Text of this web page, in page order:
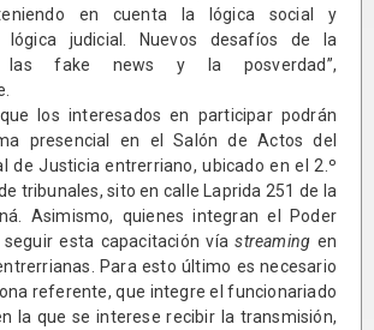
en cuenta la lógica social y
judicial. Nuevos desafíos de la
las fake news y la posverdad”,
los interesados en participar podrán
presencial en el Salón de Actos del
de Justicia entrerriano, ubicado en el 2.º
tribunales, sito en calle Laprida 251 de la
Asimismo, quienes integran el Poder
seguir esta capacitación víastreaming en
Para esto último es necesario
referente, que integre el funcionariado
la que se interese recibir la transmisión,